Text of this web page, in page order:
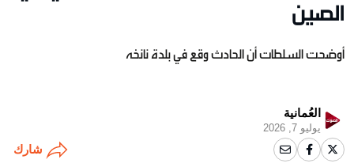
الصين
أوضحت السلطات أن الحادث وقع في بلدة نانخه
العُمانية
يوليو 7, 2026
شارك